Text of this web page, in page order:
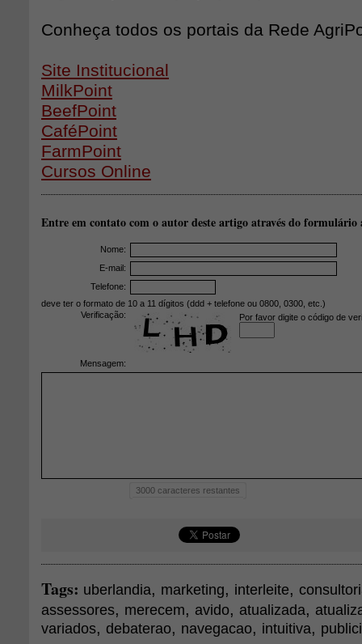
Conheça todos os portais da Rede
Site Institucional
MilkPoint
BeefPoint
CaféPoint
FarmPoint
Cursos Online
Entre em contato com o autor deste artigo através do formulário
Nome:
E-mail:
Telefone:
deve ter o formato de 10 a 11 dígitos (ddd + telefone ou 0800, 0300, etc.)
Verificação:
Por favor digite o código de
Mensagem:
3000 caracteres restantes
Tags: uberlandia, marketing, interleite,
assessores, merecem, avido, atualizada,
variados, debaterao, navegacao, intuitiva,